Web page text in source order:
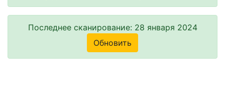
Последнее сканирование: 28 января 2024
Обновить